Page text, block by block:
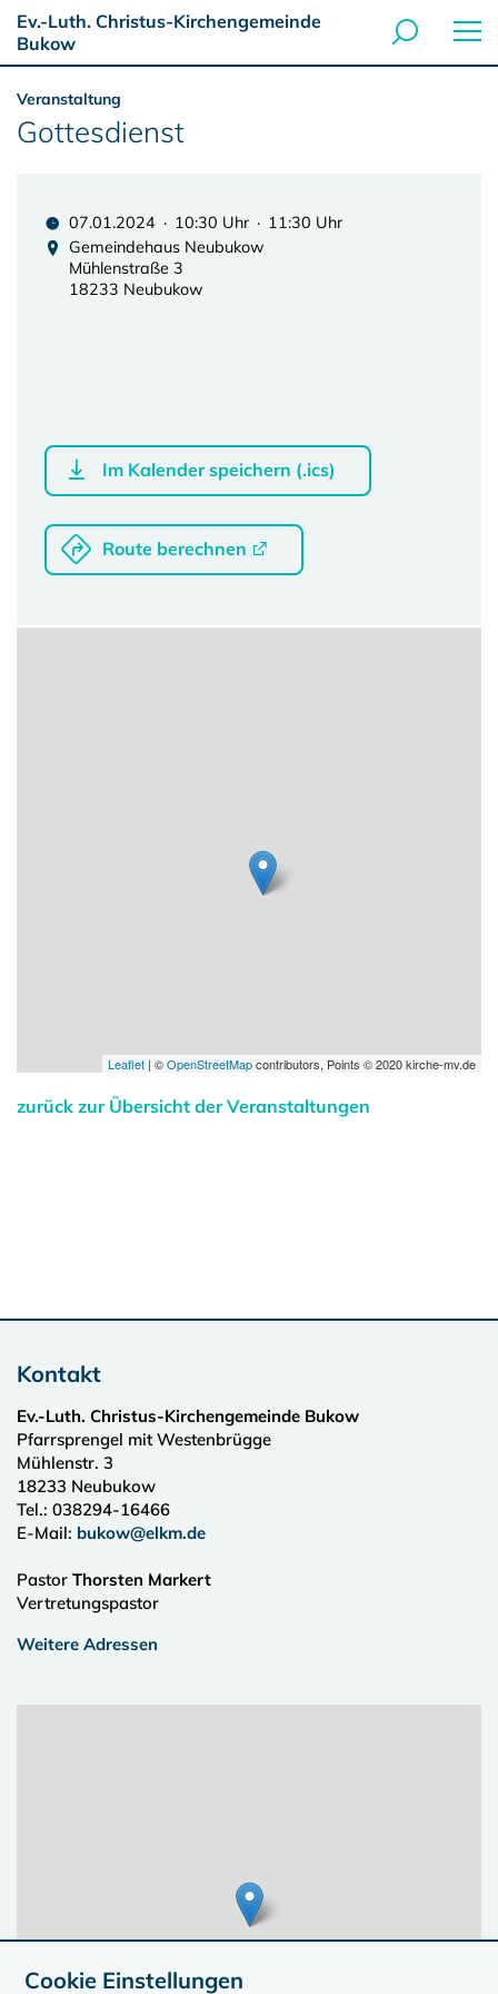
Ev.-Luth. Christus-Kirchengemeinde
Bukow
Veranstaltung
Gottesdienst
07.01.2024 · 10:30 Uhr · 11:30 Uhr
Gemeindehaus Neubukow
Mühlenstraße 3
18233 Neubukow
Im Kalender speichern (.ics)
Route berechnen
Leaflet | ©OpenStreetMapcontributors, Points © 2020 kirche-mv.de
zurück zur Übersicht der Veranstaltungen
Kontakt
Ev.-Luth. Christus-Kirchengemeinde Bukow
Pfarrsprengel mit Westenbrügge
Mühlenstr. 3
18233 Neubukow
Tel.: 038294-16466
E-Mail: bukow@elkm.de
Pastor Thorsten Markert
Vertretungspastor
Weitere Adressen
Cookie Einstellungen